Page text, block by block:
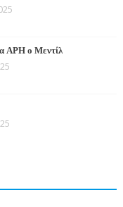
ΑΡΗ ο Μεντίλ